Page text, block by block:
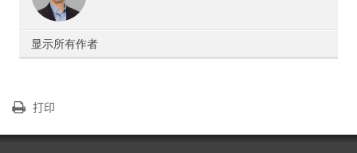
显示所有作者
打印